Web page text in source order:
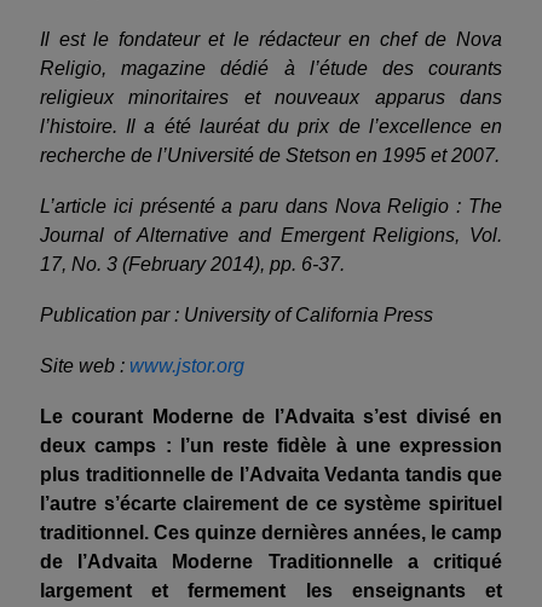
Il est le fondateur et le rédacteur en chef de Nova
Religio, magazine dédié à l’étude des courants
religieux minoritaires et nouveaux apparus dans
l’histoire. Il a été lauréat du prix de l’excellence en
recherche de l’Université de Stetson en 1995 et 2007.
L’article ici présenté a paru dans Nova Religio : The
Journal of Alternative and Emergent Religions, Vol.
17, No. 3 (February 2014), pp. 6-37.
Publication par : University of California Press
Site web : www.jstor.org
Le courant Moderne de l’Advaita s’est divisé en
deux camps : l’un reste fidèle à une expression
plus traditionnelle de l’Advaita Vedanta tandis que
l’autre s’écarte clairement de ce système spirituel
traditionnel. Ces quinze dernières années, le camp
de l’Advaita Moderne Traditionnelle a critiqué
largement et fermement les enseignants et